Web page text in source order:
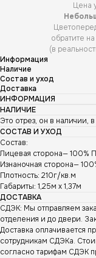
Цена
обратите
(в
Информация
Наличие
Состав и уход
Доставка
ИНФОРМАЦИЯ
НАЛИЧИЕ
Это отрез, он в наличии,
СОСТАВ И УХОД
Состав:
Лицевая сторона— 100%
Изнаночная сторона—
Плотность: 210г/кв.м
Габариты: 1,25м х 1,37м
ДОСТАВКА
СДЭК: Мы отправляем
отделения и до двери.
Доставка оплачивается
сотрудникам СДЭКа.
согласно тарифам СДЭК